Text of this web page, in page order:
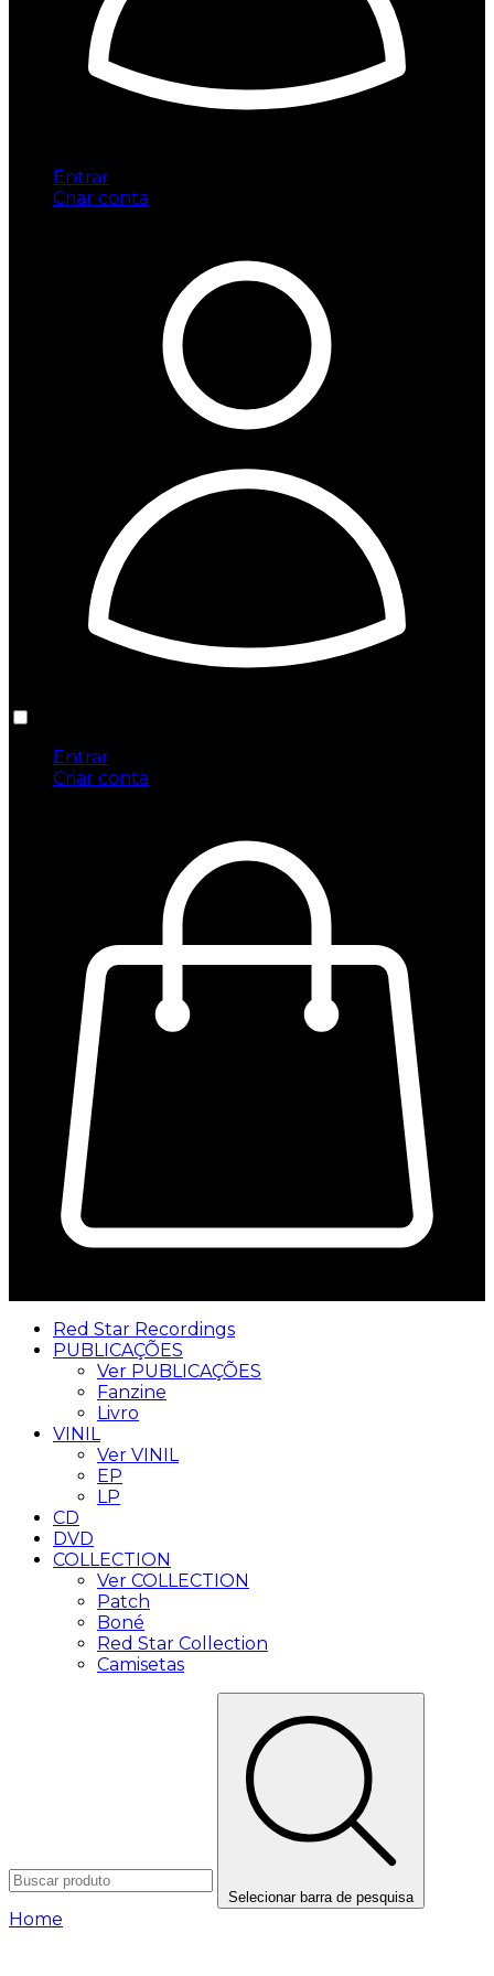
Entrar
Criar conta
Entrar
Criar conta
Red Star Recordings
PUBLICAÇÕES
Ver PUBLICAÇÕES
Fanzine
Livro
VINIL
Ver VINIL
EP
LP
CD
DVD
COLLECTION
Ver COLLECTION
Patch
Boné
Red Star Collection
Camisetas
Selecionar barra de pesquisa
Home